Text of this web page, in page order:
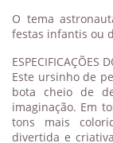
O tema
festas infantis ou
ESPECIFICAÇÕES
Este ursinho de
bota cheio de
imaginação. Em
tons mais
divertida e